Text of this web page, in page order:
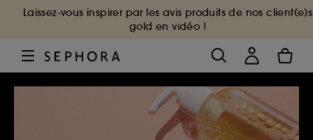
Laissez-vous inspirer par les avis produits de nos client(e)s
gold en vidéo !